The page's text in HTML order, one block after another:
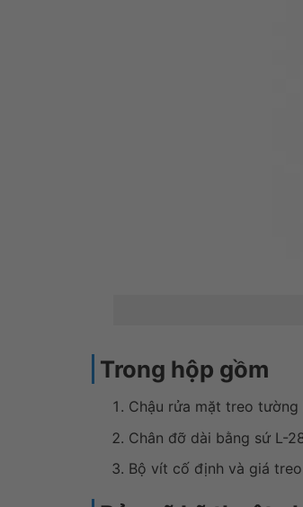
Trong hộp gồm
Chậu rửa mặt treo tường
Chân đỡ dài bằng sứ L-
Bộ vít cố định và giá treo